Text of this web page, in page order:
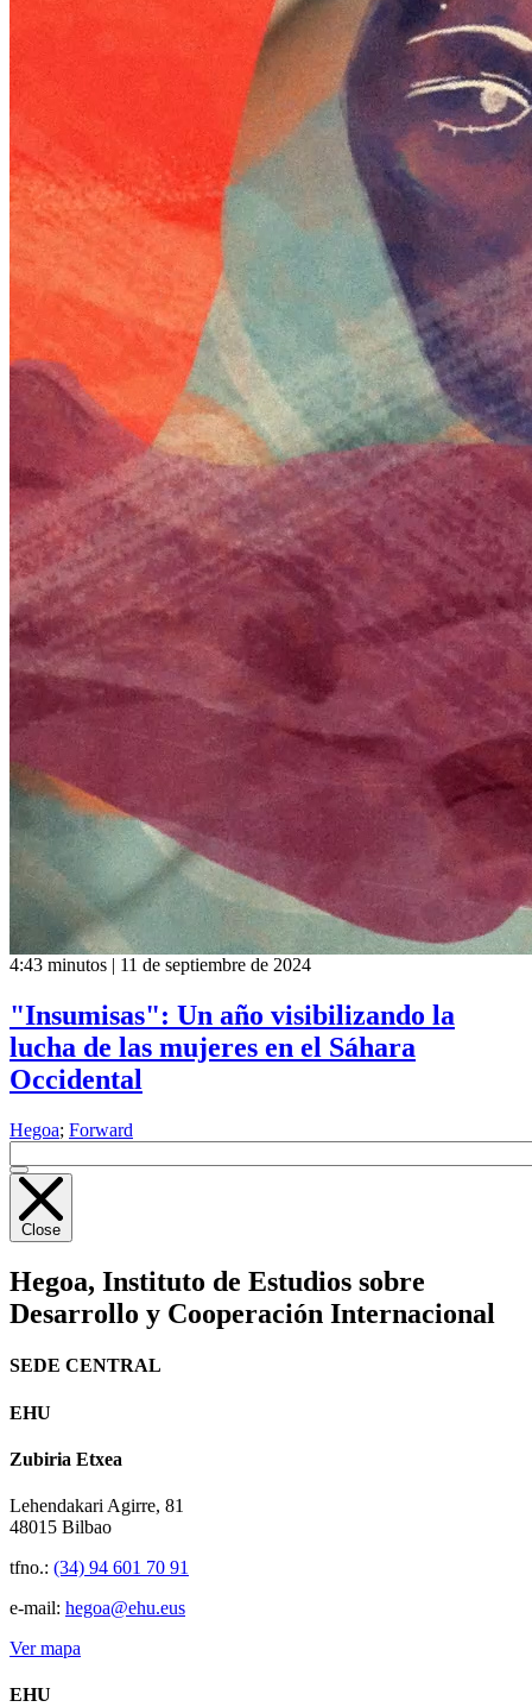
4:43 minutos | 11 de septiembre de 2024
"Insumisas": Un año visibilizando la
lucha de las mujeres en el Sáhara
Occidental
Hegoa; Forward
Close
Hegoa, Instituto de Estudios sobre
Desarrollo y Cooperación Internacional
SEDE CENTRAL
EHU
Zubiria Etxea
Lehendakari Agirre, 81
48015 Bilbao
tfno.: (34) 94 601 70 91
e-mail: hegoa@ehu.eus
Ver mapa
EHU